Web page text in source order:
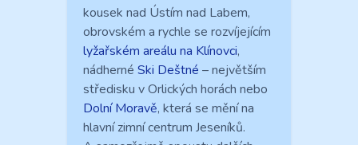
kousek nad Ústím nad Labem,
obrovském a rychle se rozvíjejícím
lyžařském areálu na Klínovci,
nádherné Ski Deštné – největším
středisku v Orlických horách nebo
Dolní Moravě, která se mění na
hlavní zimní centrum Jeseníků.